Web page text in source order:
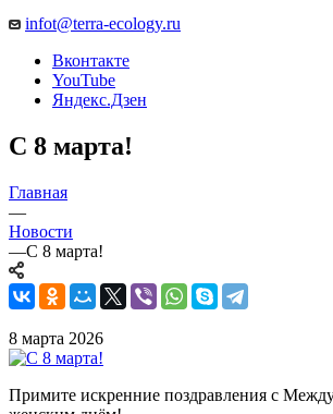
infot@terra-ecology.ru
Вконтакте
YouTube
Яндекс.Дзен
С 8 марта!
Главная
—
Новости
—С 8 марта!
8 марта 2026
Примите искренние поздравления с